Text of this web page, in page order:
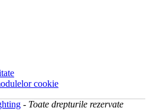
cookie
- Toate drepturile rezervate